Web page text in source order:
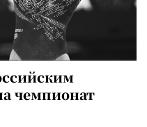
чемпионат